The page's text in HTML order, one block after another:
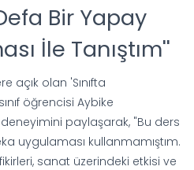
Bir Yapay
İle Tanıştım''
açık olan 'Sınıfta
öğrencisi Aybike
paylaşarak, "Bu ders
uygulaması kullanmamıştım.
sanat üzerindeki etkisi ve